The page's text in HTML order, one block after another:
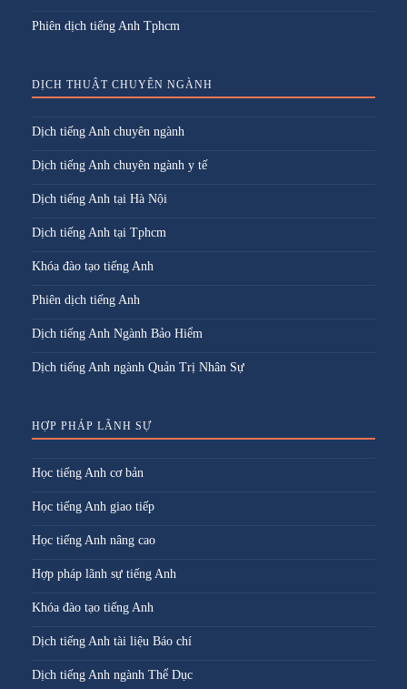
Phiên dịch tiếng Anh Tphcm
DỊCH THUẬT CHUYÊN NGÀNH
Dịch tiếng Anh chuyên ngành
Dịch tiếng Anh chuyên ngành y tế
Dịch tiếng Anh tại Hà Nội
Dịch tiếng Anh tại Tphcm
Khóa đào tạo tiếng Anh
Phiên dịch tiếng Anh
Dịch tiếng Anh Ngành Bảo Hiểm
Dịch tiếng Anh ngành Quản Trị Nhân Sự
HỢP PHÁP LÃNH SỰ
Học tiếng Anh cơ bản
Học tiếng Anh giao tiếp
Học tiếng Anh nâng cao
Hợp pháp lãnh sự tiếng Anh
Khóa đào tạo tiếng Anh
Dịch tiếng Anh tài liệu Báo chí
Dịch tiếng Anh ngành Thể Dục